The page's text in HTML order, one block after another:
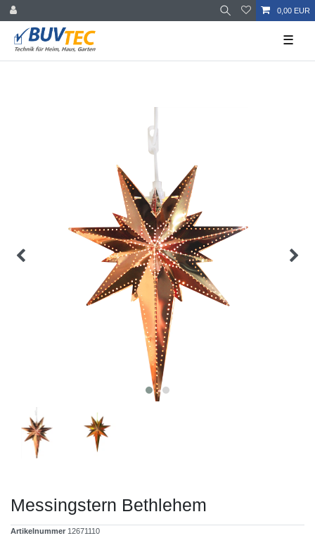
0,00 EUR
☰
Messingstern Bethlehem
Artikelnummer 12671110